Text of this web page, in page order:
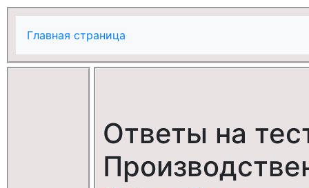
Главная страница
Ответы на